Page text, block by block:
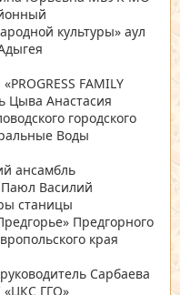
культуры» аул
«PROGRESS FAMILY
Цыва Анастасия
городского
Воды
ансамбль
Паюл Василий
станицы
Предгорного
края
Сарбаева
«ЦКС ГГО»